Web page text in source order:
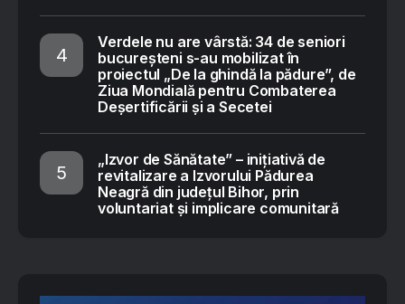
Verdele nu are vârstă: 34 de seniori
bucureșteni s-au mobilizat în
proiectul „De la ghindă la pădure”, de
Ziua Mondială pentru Combaterea
Deșertificării și a Secetei
„Izvor de Sănătate” – inițiativă de
revitalizare a Izvorului Pădurea
Neagră din județul Bihor, prin
voluntariat și implicare comunitară